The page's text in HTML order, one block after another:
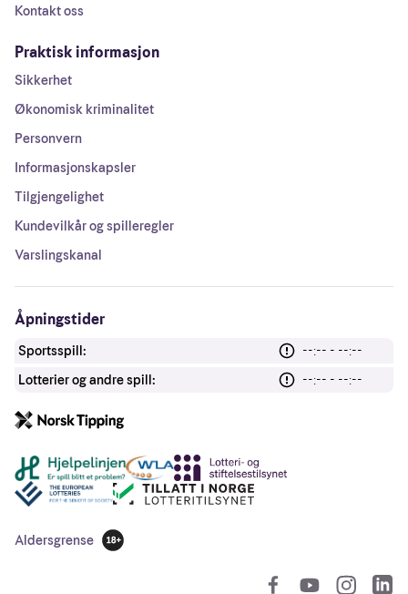
Kontakt oss
Praktisk informasjon
Sikkerhet
Økonomisk kriminalitet
Personvern
Informasjonskapsler
Tilgjengelighet
Kundevilkår og spilleregler
Varslingskanal
Åpningstider
Sportsspill:
--:-- - --:--
Lotterier og andre spill:
--:-- - --:--
Andre lenker
Aldersgrense
18 år